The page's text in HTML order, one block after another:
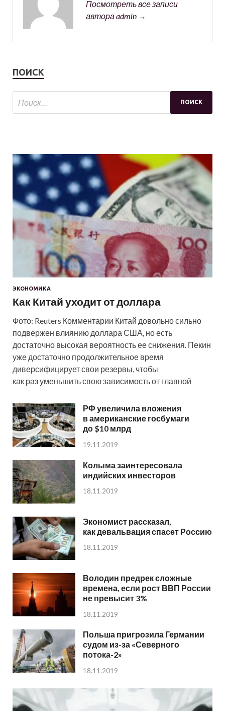
Посмотреть все записи
автора admin →
ПОИСК
ЭКОНОМИКА
Как Китай уходит от доллара
Фото: Reuters Комментарии Китай довольно сильно
подвержен влиянию доллара США, но есть
достаточно высокая вероятность ее снижения. Пекин
уже достаточно продолжительное время
диверсифицирует свои резервы, чтобы
как раз уменьшить свою зависимость от главной
РФ увеличила вложения
в американские госбумаги
до $10 млрд
19.11.2019
Колыма заинтересовала
индийских инвесторов
18.11.2019
Экономист рассказал,
как девальвация спасет Россию
18.11.2019
Володин предрек сложные
времена, если рост ВВП России
не превысит 3%
18.11.2019
Польша пригрозила Германии
судом из-за «Северного
потока-2»
18.11.2019